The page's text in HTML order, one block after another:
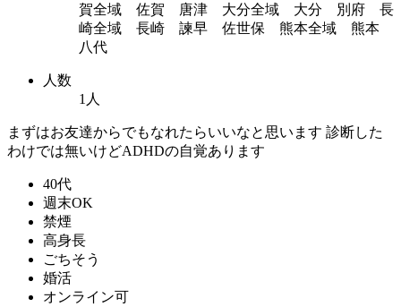
賀全域 佐賀 唐津 大分全域 大分 別府 長
崎全域 長崎 諫早 佐世保 熊本全域 熊本
八代
人数
1人
まずはお友達からでもなれたらいいなと思います 診断した
わけでは無いけどADHDの自覚あります
40代
週末OK
禁煙
高身長
ごちそう
婚活
オンライン可